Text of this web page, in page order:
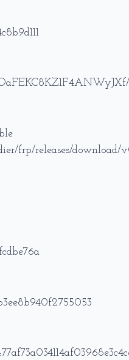
frp/releases/download/